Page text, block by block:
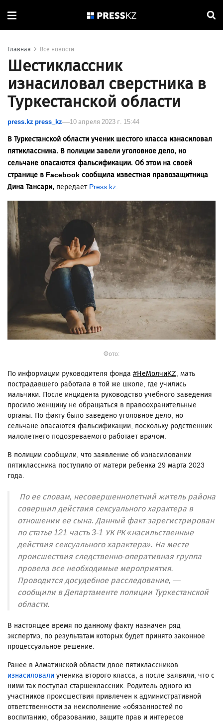
Главная Все новости
Шестиклассник
изнасиловал сверстника в
Туркестанской области
press.kz press_kz 10 апреля 2023 г. 15:44
В Туркестанской области ученик шестого класса изнасиловал
пятиклассника. В полиции завели уголовное дело, но
сельчане опасаются фальсификации. Об этом на своей
странице в Facebook сообщила известная правозащитница
Дина Тансари, передает Press.kz.
Фото:
По информации руководителя фонда #НеМолчиKZ, мать
пострадавшего работала в той же школе, где учились
мальчики. После инцидента руководство учебного заведения
просило женщину не обращаться в правоохранительные
органы. По факту было заведено уголовное дело, но
сельчане опасаются фальсификации, поскольку родственник
малолетнего подозреваемого работает врачом.
В полиции сообщили, что заявление об изнасиловании
пятиклассника поступило от матери ребенка 29 марта 2023
года.
По ее словам, несовершеннолетний житель района
совершил действия сексуального характера в
отношении ее сына. Данный факт зарегистрирован
по статье 121 часть 3-1 УК РК «насильственные
действия сексуального характера». На месте
происшествия следственно-оперативная группа
провела все необходимые мероприятия.
Проводится досудебное расследование, —
сообщили в Департаменте полиции Туркестанской
области.
В настоящее время по данному факту назначен ряд
экспертиз, по результатам которых будет принято законное
процессуальное решение.
Ранее в Алматинской области двое пятиклассников
изнасиловали ученика второго класса, а после заявили, что с
ними так поступал старшеклассник. Родитель одного из
участников происшествия привлечен к административной
ответственности за неисполнение «обязанностей по
воспитанию, образованию, защите прав и интересов